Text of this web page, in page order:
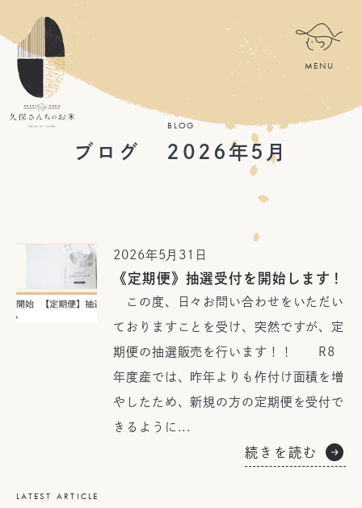
BLOG
ブログ 2026年5月
LATEST ARTICLE
2026年5月31日
《定期便》抽選受付を開始します！
この度、日々お問い合わせをいただい
ておりますことを受け、突然ですが、定
期便の抽選販売を行います！！ R8
年度産では、昨年よりも作付け面積を増
やしたため、新規の方の定期便を受付で
きるように...
続きを読む